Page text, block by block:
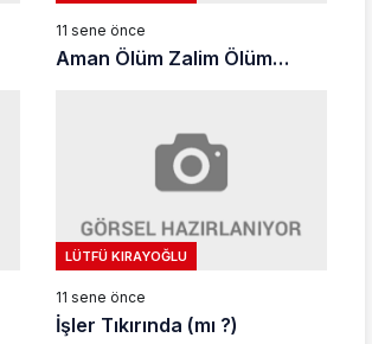
11 sene önce
Aman Ölüm Zalim Ölüm…
LÜTFÜ KIRAYOĞLU
11 sene önce
İşler Tıkırında (mı ?)